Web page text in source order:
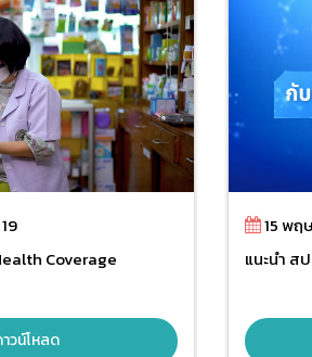
19
Coverage
วน์โหลด
15 พฤ
แนะนำ ส